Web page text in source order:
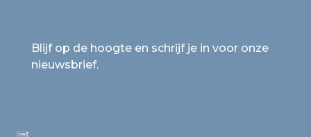
Blijf op de hoogte en schrijf je in voor onze
nieuwsbrief.